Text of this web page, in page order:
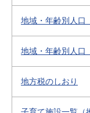
地域・年齢別人口
地域・年齢別人口
地方税のしおり